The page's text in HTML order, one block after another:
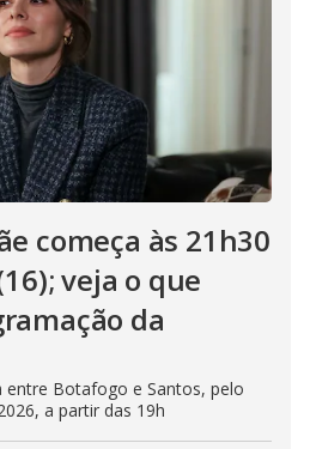
começa às 21h30
veja o que
da
entre Botafogo e Santos, pelo
a partir das 19h